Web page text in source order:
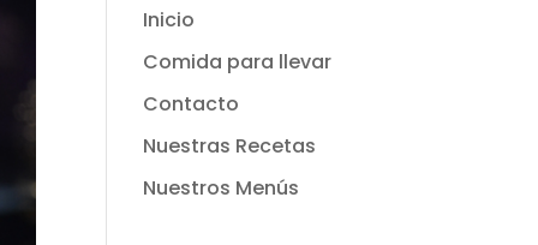
Inicio
Comida para llevar
Contacto
Nuestras Recetas
Nuestros Menús